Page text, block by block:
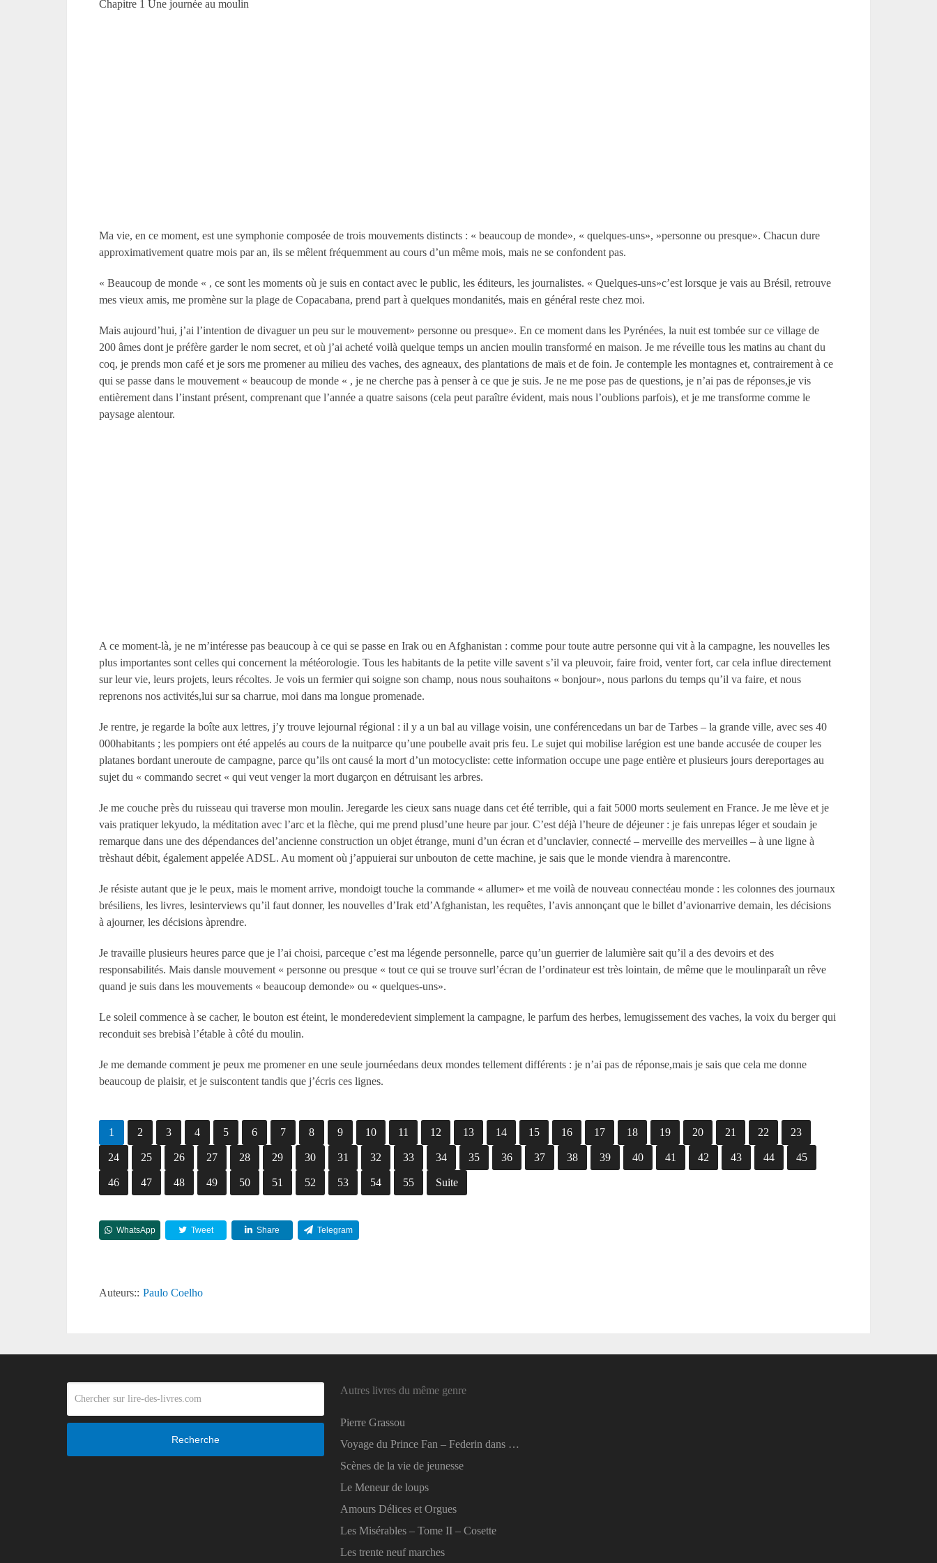
Chapitre 1 Une journée au moulin
Ma vie, en ce moment, est une symphonie composée de trois mouvements distincts : « beaucoup de monde», « quelques-uns», »personne ou presque». Chacun dure
approximativement quatre mois par an, ils se mêlent fréquemment au cours d’un même mois, mais ne se confondent pas.
« Beaucoup de monde « , ce sont les moments où je suis en contact avec le public, les éditeurs, les journalistes. « Quelques-uns»c’est lorsque je vais au Brésil, retrouve
mes vieux amis, me promène sur la plage de Copacabana, prend part à quelques mondanités, mais en général reste chez moi.
Mais aujourd’hui, j’ai l’intention de divaguer un peu sur le mouvement» personne ou presque». En ce moment dans les Pyrénées, la nuit est tombée sur ce village de
200 âmes dont je préfère garder le nom secret, et où j’ai acheté voilà quelque temps un ancien moulin transformé en maison. Je me réveille tous les matins au chant du
coq, je prends mon café et je sors me promener au milieu des vaches, des agneaux, des plantations de maïs et de foin. Je contemple les montagnes et, contrairement à ce
qui se passe dans le mouvement « beaucoup de monde « , je ne cherche pas à penser à ce que je suis. Je ne me pose pas de questions, je n’ai pas de réponses,je vis
entièrement dans l’instant présent, comprenant que l’année a quatre saisons (cela peut paraître évident, mais nous l’oublions parfois), et je me transforme comme le
paysage alentour.
A ce moment-là, je ne m’intéresse pas beaucoup à ce qui se passe en Irak ou en Afghanistan : comme pour toute autre personne qui vit à la campagne, les nouvelles les
plus importantes sont celles qui concernent la météorologie. Tous les habitants de la petite ville savent s’il va pleuvoir, faire froid, venter fort, car cela influe directement
sur leur vie, leurs projets, leurs récoltes. Je vois un fermier qui soigne son champ, nous nous souhaitons « bonjour», nous parlons du temps qu’il va faire, et nous
reprenons nos activités,lui sur sa charrue, moi dans ma longue promenade.
Je rentre, je regarde la boîte aux lettres, j’y trouve lejournal régional : il y a un bal au village voisin, une conférencedans un bar de Tarbes – la grande ville, avec ses 40
000habitants ; les pompiers ont été appelés au cours de la nuitparce qu’une poubelle avait pris feu. Le sujet qui mobilise larégion est une bande accusée de couper les
platanes bordant uneroute de campagne, parce qu’ils ont causé la mort d’un motocycliste: cette information occupe une page entière et plusieurs jours dereportages au
sujet du « commando secret « qui veut venger la mort dugarçon en détruisant les arbres.
Je me couche près du ruisseau qui traverse mon moulin. Jeregarde les cieux sans nuage dans cet été terrible, qui a fait 5000 morts seulement en France. Je me lève et je
vais pratiquer lekyudo, la méditation avec l’arc et la flèche, qui me prend plusd’une heure par jour. C’est déjà l’heure de déjeuner : je fais unrepas léger et soudain je
remarque dans une des dépendances del’ancienne construction un objet étrange, muni d’un écran et d’unclavier, connecté – merveille des merveilles – à une ligne à
trèshaut débit, également appelée ADSL. Au moment où j’appuierai sur unbouton de cette machine, je sais que le monde viendra à marencontre.
Je résiste autant que je le peux, mais le moment arrive, mondoigt touche la commande « allumer» et me voilà de nouveau connectéau monde : les colonnes des journaux
brésiliens, les livres, lesinterviews qu’il faut donner, les nouvelles d’Irak etd’Afghanistan, les requêtes, l’avis annonçant que le billet d’avionarrive demain, les décisions
à ajourner, les décisions àprendre.
Je travaille plusieurs heures parce que je l’ai choisi, parceque c’est ma légende personnelle, parce qu’un guerrier de lalumière sait qu’il a des devoirs et des
responsabilités. Mais dansle mouvement « personne ou presque « tout ce qui se trouve surl’écran de l’ordinateur est très lointain, de même que le moulinparaît un rêve
quand je suis dans les mouvements « beaucoup demonde» ou « quelques-uns».
Le soleil commence à se cacher, le bouton est éteint, le monderedevient simplement la campagne, le parfum des herbes, lemugissement des vaches, la voix du berger qui
reconduit ses brebisà l’étable à côté du moulin.
Je me demande comment je peux me promener en une seule journéedans deux mondes tellement différents : je n’ai pas de réponse,mais je sais que cela me donne
beaucoup de plaisir, et je suiscontent tandis que j’écris ces lignes.
1 2 3 4 5 6 7 8 9 10 11 12 13 14 15 16 17 18 19 20 21 22 23
24 25 26 27 28 29 30 31 32 33 34 35 36 37 38 39 40 41 42 43 44 45
46 47 48 49 50 51 52 53 54 55 Suite
WhatsApp Tweet Share Telegram
Auteurs:: Paulo Coelho
Recherche
Autres livres du même genre
Pierre Grassou
Voyage du Prince Fan – Federin dans …
Scènes de la vie de jeunesse
Le Meneur de loups
Amours Délices et Orgues
Les Misérables – Tome II – Cosette
Les trente neuf marches